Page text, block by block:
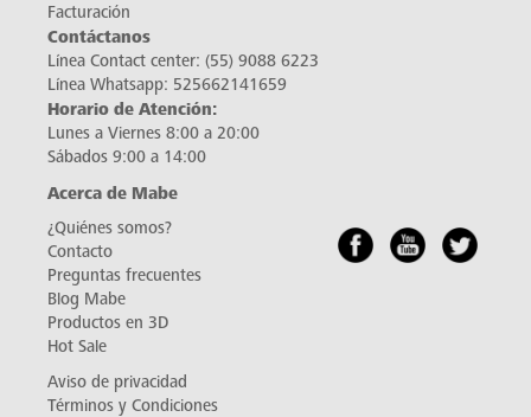
Facturación
Contáctanos
Línea Contact center: (55) 9088 6223
Línea Whatsapp: 525662141659
Horario de Atención:
Lunes a Viernes 8:00 a 20:00
Sábados 9:00 a 14:00
Acerca de Mabe
¿Quiénes somos?
Contacto
Preguntas frecuentes
Blog Mabe
Productos en 3D
Hot Sale
Aviso de privacidad
Términos y Condiciones